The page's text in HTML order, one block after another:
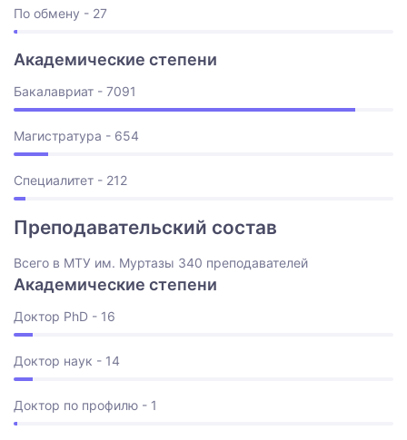
По обмену - 27
Академические степени
Бакалавриат - 7091
Магистратура - 654
Специалитет - 212
Преподавательский состав
Всего в МТУ им. Муртазы 340 преподавателей
Академические степени
Доктор PhD - 16
Доктор наук - 14
Доктор по профилю - 1